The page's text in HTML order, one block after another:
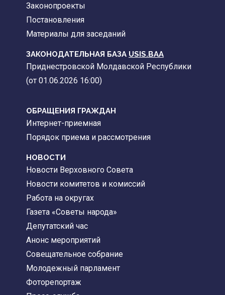
Законопроекты
Постановления
Материалы для заседаний
ЗАКОНОДАТЕЛЬНАЯ БАЗА USIS.BAA
Приднестровской Молдавской Республики
(от 01.06.2026 16:00)
ОБРАЩЕНИЯ ГРАЖДАН
Интернет-приемная
Порядок приема и рассмотрения
НОВОСТИ
Новости Верховного Совета
Новости комитетов и комиссий
Работа на округах
Газета «Советы народа»
Депутатский час
Анонс мероприятий
Совещательное собрание
Молодежный парламент
Фоторепортаж